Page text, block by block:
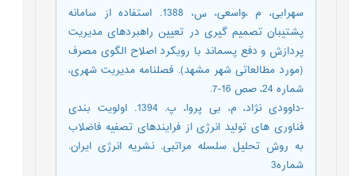
سهرابی، م ،واسعی، س، 1388. استفاده از سامانه
پشتیبان تصمیم گیری در تعیین راهبردهای مدیریت
پردازش و دفع پسماند با رویکرد اصلاح الگوی مصرف
(مورد مطالعاتی شهر مشهد). فصلنامه مدیریت شهری،
شماره 24، صص 16-7.
-داوودی نژاد، م، بی پروا، پ. 1394. اولویت بندی
فناوری های تولید انرژی از فرایندهای تصفیه فاضلاب
به روش تحلیل سلسله مراتبی. نشریه انرژی ایران.
شماره3